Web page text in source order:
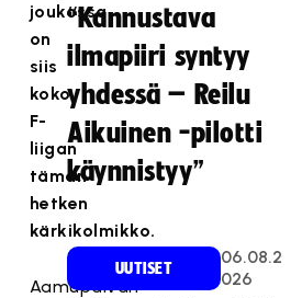
joukossa
on
siis
koko
F-
liigan
tämän
hetken
kärkikolmikko.
Aamupäivän
“Kannustava
ilmapiiri syntyy
yhdessä – Reilu
Aikuinen -pilotti
käynnistyy”
UUTISET
06.08.2
026